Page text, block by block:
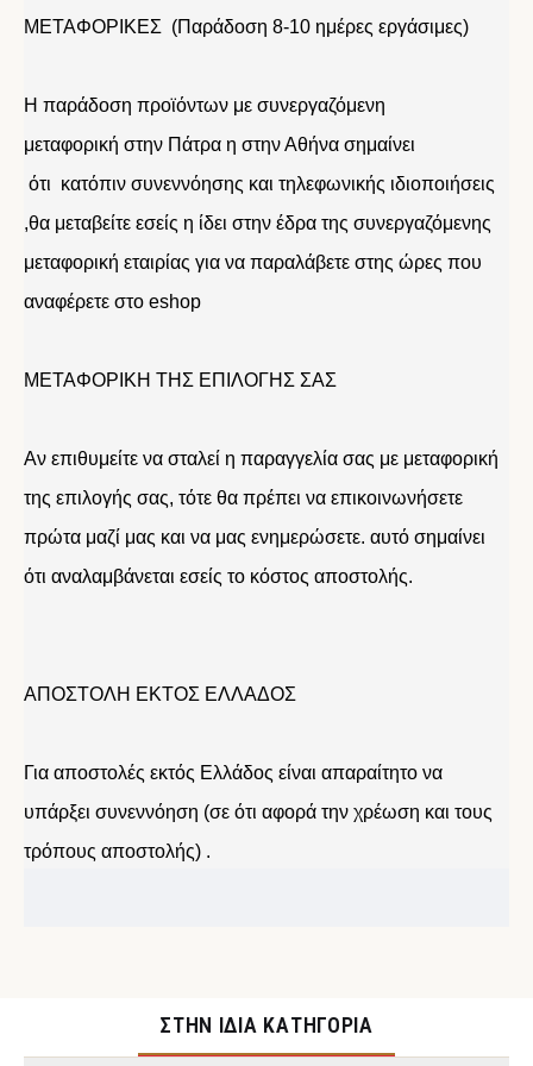
ΜΕΤΑΦΟΡΙΚΕΣ (Παράδοση 8-10 ημέρες εργάσιμες)
Η παράδοση προϊόντων με συνεργαζόμενη
μεταφορική στην Πάτρα η στην Αθήνα σημαίνει
ότι κατόπιν συνεννόησης και τηλεφωνικής ιδιοποιήσεις
,θα μεταβείτε εσείς η ίδει στην έδρα της συνεργαζόμενης
μεταφορική εταιρίας για να παραλάβετε στης ώρες που
αναφέρετε στο eshop
ΜΕΤΑΦΟΡΙΚΗ ΤΗΣ ΕΠΙΛΟΓΗΣ ΣΑΣ
Αν επιθυμείτε να σταλεί η παραγγελία σας με μεταφορική
της επιλογής σας, τότε θα πρέπει να επικοινωνήσετε
πρώτα μαζί μας και να μας ενημερώσετε. αυτό σημαίνει
ότι αναλαμβάνεται εσείς το κόστος αποστολής.
ΑΠΟΣΤΟΛΗ ΕΚΤΟΣ ΕΛΛΑΔΟΣ
Για αποστολές εκτός Ελλάδος είναι απαραίτητο να
υπάρξει συνεννόηση (σε ότι αφορά την χρέωση και τους
τρόπους αποστολής) .
ΣΤΉΝ ΊΔΙΑ ΚΑΤΗΓΟΡΊΑ